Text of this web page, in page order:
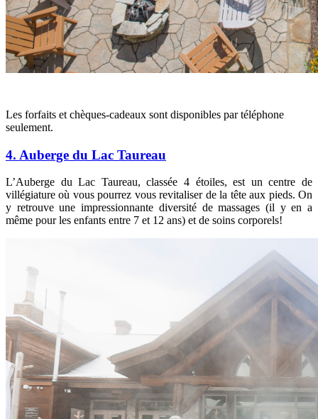
Les forfaits et chèques-cadeaux sont disponibles par téléphone
seulement.
4. Auberge du Lac Taureau
L’Auberge du Lac Taureau, classée 4 étoiles, est un centre de
villégiature où vous pourrez vous revitaliser de la tête aux pieds. On
y retrouve une impressionnante diversité de massages (il y en a
même pour les enfants entre 7 et 12 ans) et de soins corporels!